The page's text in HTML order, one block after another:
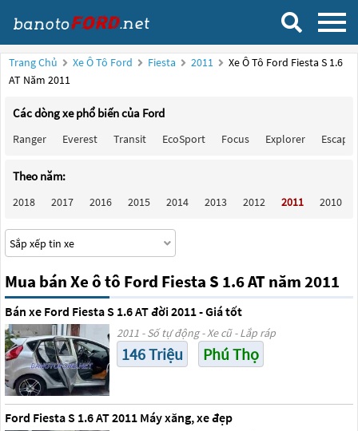
Trang Chủ Xe Ô Tô Ford Fiesta 2011
Xe Ô Tô Ford Fiesta S 1.6
AT Năm 2011
Các dòng xe phổ biến của Ford
Ranger Everest Transit EcoSport Focus Explorer Escape
Theo năm:
2018 2017 2016 2015 2014 2013 2012 2011 2010
Mua bán Xe ô tô Ford Fiesta S 1.6 AT năm 2011
Bán xe Ford Fiesta S 1.6 AT đời 2011 - Giá tốt
2011 - Số tự động - Xe cũ - Lắp ráp
146 Triệu Phú Thọ
Ford Fiesta S 1.6 AT 2011 Máy xăng, xe đẹp